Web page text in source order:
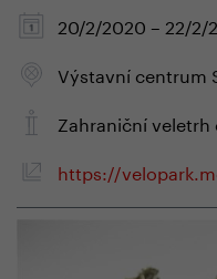
20/2/2020 – 22/2/
Výstavní centrum
Zahraniční veletrh
https://